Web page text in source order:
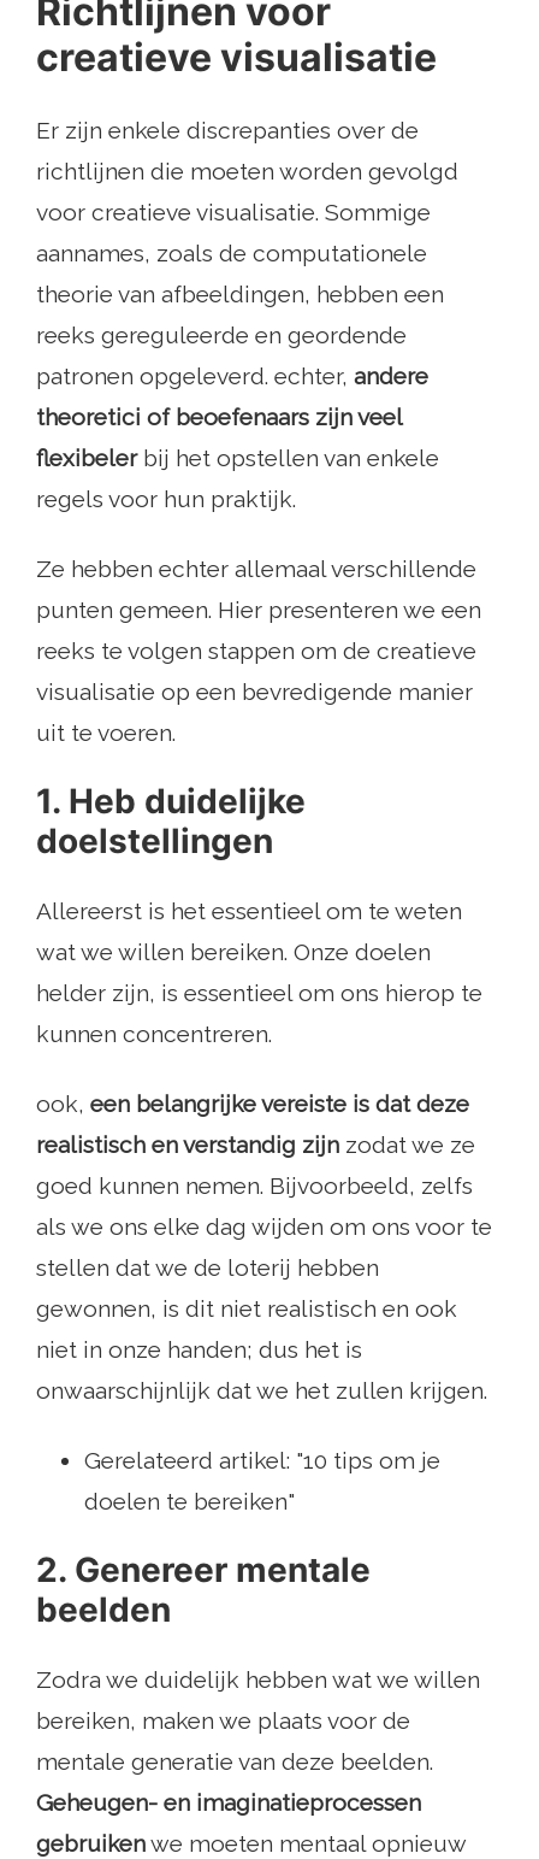
Richtlijnen voor
creatieve visualisatie
Er zijn enkele discrepanties over de
richtlijnen die moeten worden gevolgd
voor creatieve visualisatie. Sommige
aannames, zoals de computationele
theorie van afbeeldingen, hebben een
reeks gereguleerde en geordende
patronen opgeleverd. echter, andere
theoretici of beoefenaars zijn veel
flexibelerbij het opstellen van enkele
regels voor hun praktijk.
Ze hebben echter allemaal verschillende
punten gemeen. Hier presenteren we een
reeks te volgen stappen om de creatieve
visualisatie op een bevredigende manier
uit te voeren.
1. Heb duidelijke
doelstellingen
Allereerst is het essentieel om te weten
wat we willen bereiken. Onze doelen
helder zijn, is essentieel om ons hierop te
kunnen concentreren.
ook, een belangrijke vereiste is dat deze
realistisch en verstandig zijn zodat we ze
goed kunnen nemen. Bijvoorbeeld, zelfs
als we ons elke dag wijden om ons voor te
stellen dat we de loterij hebben
gewonnen, is dit niet realistisch en ook
niet in onze handen; dus het is
onwaarschijnlijk dat we het zullen krijgen.
Gerelateerd artikel: "10 tips om je
doelen te bereiken"
2. Genereer mentale
beelden
Zodra we duidelijk hebben wat we willen
bereiken, maken we plaats voor de
mentale generatie van deze beelden.
Geheugen- en imaginatieprocessen
gebruikenwe moeten mentaal opnieuw